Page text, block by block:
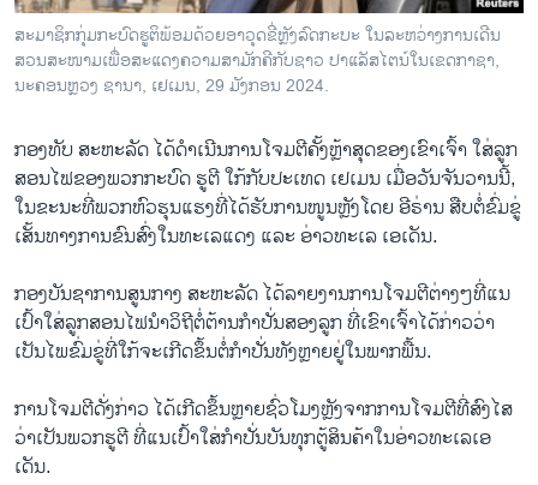
ສຽງ
ລາຍການກະຈາຍສຽງ
ຕິດຕາມພວກເຮົາ ທີ່
ພາສາຕ່າງໆ
ສະ​ມາ​ຊິກ​ກຸ່ມ​ກະ​ບົດ​ຮູ​ຕິ​ພ້ອມ​ດ້ວຍ​ອາ​ວຸດ​ຂີ່ຫຼັງ​ລົດ​ກະ​ບະ ໃນ​ລະ​ຫວ່າງ​ການ​ເດີນ​
ສວນ​ສະ​ໜາມ​ເພື່ອ​ສະ​ແດງ​ຄວາມ​ສາ​ມັກ​ຄີ​ກັບ​ຊາວ ປາ​ແລັ​ສ​ໄຕ​ນ໌​ໃນ​ເຂດ​ກາ​ຊາ,
ນະ​ຄອນຫຼວງ ຊາ​ນາ​, ເຢ​ເມນ, 29 ມັງ​ກອນ 2024.
ກອງ​ທັບ ສະ​ຫະ​ລັດ ໄດ້​ດຳ​ເນີນ​ການ​ໂຈມ​ຕີ​ຄັ້ງຫຼ້າ​ສຸດ​ຂອງ​ເຂົາ​ເຈົ້າ​ ໃສ່​ລູກ​
ສອນ​ໄຟ​ຂອງ​ພວກ​ກະ​ບົດ ຮູ​ຕີ ໃກ້​ກັບ​ປະ​ເທດ ເຢ​ເມນ ເມື່ອ​ວັນ​ຈັນ​ວານນີ້,
ໃນ​ຂະ​ນະ​ທີ່​ພວກ​ຫົວ​ຮຸນ​ແຮງ​ທີ່​ໄດ້​ຮັບ​ການ​ໜູນຫຼັງ​ໂດຍ ອີ​ຣ່ານ ສືບ​ຕໍ່​ຂົ່ມ​ຂູ່​
ເສັ້ນ​ທາງ​ການ​ຂົນ​ສົ່ງ​ໃນ​ທະ​ເລ​ແດງ ແລະ ອ່າວ​ທະ​ເລ ເອ​ເດັນ.
ກອງ​ບັນ​ຊາ​ການ​ສູນກາງ ສະ​ຫະ​ລັດ ໄດ້​ລາຍ​ງານ​ການ​ໂຈມ​ຕີ​ຕ່າງໆ​ທີ່​ແນ​
ເປົ້າ​ໃສ່ລູກ​ສອນ​ໄຟ​ນຳ​ວິ​ຖີ​ຕໍ່​ຕ້ານ​ກຳ​ປັ່ນ​ສອງ​ລູກ ທີ່​ເຂົາ​ເຈົ້າ​ໄດ້​ກ່າວ​ວ່າ​
ເປັນ​ໄພ​ຂົ່ມ​ຂູ່​ທີ່​ໃກ້​ຈະ​ເກີດ​ຂຶ້ນຕໍ່​ກຳ​ປັ່ນ​ທັງຫຼາຍ​ຢູ່​ໃນ​ພາກ​ພື້ນ.
ການ​ໂຈມ​ຕີ​ດັ່ງກ່າວ ໄດ້​ເກີດ​ຂຶ້ນຫຼາຍ​ຊົ່ວ​ໂມງຫຼັງ​ຈາກ​ການ​ໂຈມ​ຕີ​ທີ່​ສົງ​ໄສ
ວ່າ​ເປັນ​ພວກ​ຮູ​ຕີ ທີ່​ແນ​ເປົ້າ​ໃສ່​ກຳ​ປັ່ນ​ບັນ​ທຸກ​ຕູ້​ສິນ​ຄ້າ​ໃນ​ອ່າວ​ທະ​ເລ​ເອ​
ເດັນ.